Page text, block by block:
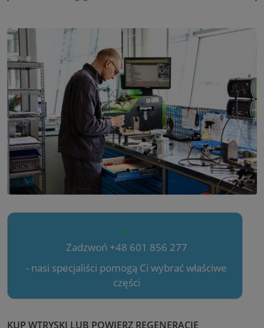
Zadzwoń +48 601 856 277
- nasi specjaliści pomogą Ci wybrać właściwe
części
KUP WTRYSKI LUB POWIERZ REGENERACJĘ